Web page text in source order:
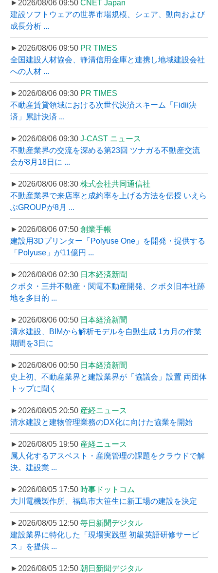
►2026/08/06 09:50 CNET Japan
建設ソフトウェアの世界市場規模、シェア、動向および
成長分析 ...
►2026/08/06 09:50 PR TIMES
全国建設人材協会、静清信用金庫と連携し地域建設会社
への人材 ...
►2026/08/06 09:30 PR TIMES
不動産賃貸領域における次世代決済スキーム「Fidii決
済」累計決済 ...
►2026/08/06 09:30 J-CAST ニュース
不動産業界の交流を深める第23回 ツナガる不動産交流
会が8月18日に ...
►2026/08/06 08:30 株式会社共同通信社
不動産業界で来店率と成約率を上げる方法を伝授 いえら
ぶGROUPが8月 ...
►2026/08/06 07:50 創業手帳
建設用3Dプリンター「Polyuse One」を開発・提供する
「Polyuse」が11億円 ...
►2026/08/06 02:30 日本経済新聞
クボタ・三井不動産・関電不動産開発、クボタ旧本社跡
地を多目的 ...
►2026/08/06 00:50 日本経済新聞
清水建設、BIMから解析モデルを自動生成 1カ月の作業
期間を3日に
►2026/08/06 00:50 日本経済新聞
史上初、不動産業界と建設業界が「協議会」設置 両団体
トップに聞く
►2026/08/05 20:50 産経ニュース
清水建設と建物管理業務のDX化に向けた協業を開始
►2026/08/05 19:50 産経ニュース
属人化するアスベスト・産廃管理の課題をクラウドで解
決。建設業 ...
►2026/08/05 17:50 時事ドットコム
大川電機製作所、福島市大笹生に新工場の建設を決定
►2026/08/05 12:50 毎日新聞デジタル
建設業界に特化した「現場実践型 初級英語研修サービ
ス」を提供 ...
►2026/08/05 12:50 朝日新聞デジタル